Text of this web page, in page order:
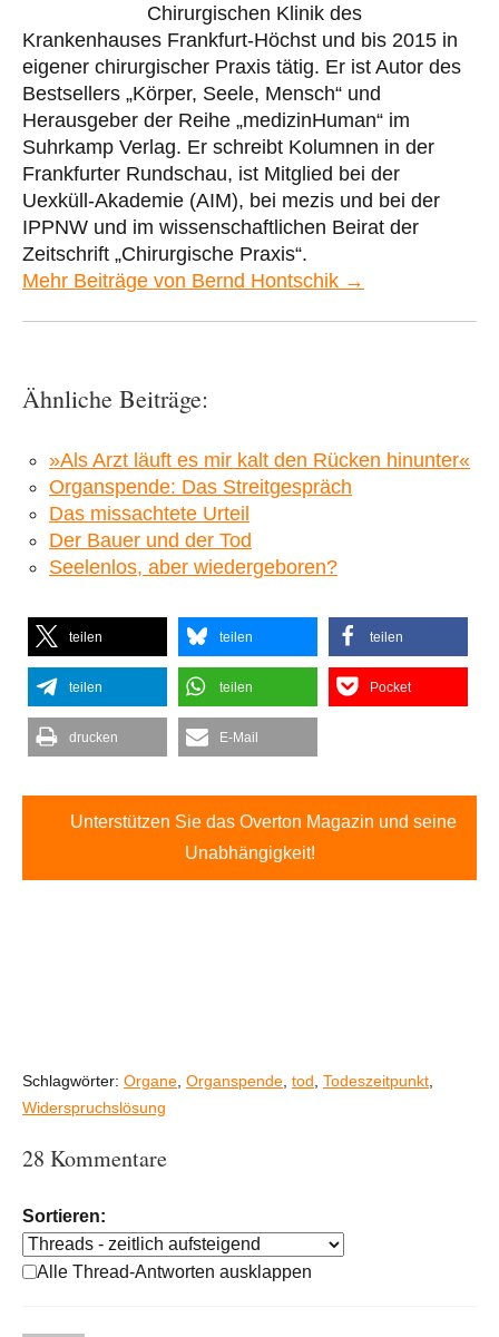
Chirurgischen Klinik des
Krankenhauses Frankfurt-Höchst und bis 2015 in
eigener chirurgischer Praxis tätig. Er ist Autor des
Bestsellers „Körper, Seele, Mensch“ und
Herausgeber der Reihe „medizinHuman“ im
Suhrkamp Verlag. Er schreibt Kolumnen in der
Frankfurter Rundschau, ist Mitglied bei der
Uexküll-Akademie (AIM), bei mezis und bei der
IPPNW und im wissenschaftlichen Beirat der
Zeitschrift „Chirurgische Praxis“.
Mehr Beiträge von Bernd Hontschik →
Ähnliche Beiträge:
»Als Arzt läuft es mir kalt den Rücken hinunter«
Organspende: Das Streitgespräch
Das missachtete Urteil
Der Bauer und der Tod
Seelenlos, aber wiedergeboren?
teilen teilen teilen
teilen teilen Pocket
drucken E-Mail
Unterstützen Sie das Overton Magazin und seine
Unabhängigkeit!
Schlagwörter: Organe Organspende tod Todeszeitpunkt
Widerspruchslösung
28 Kommentare
Sortieren:
Alle Thread-Antworten ausklappen